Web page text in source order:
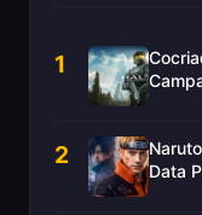
1
2
Data